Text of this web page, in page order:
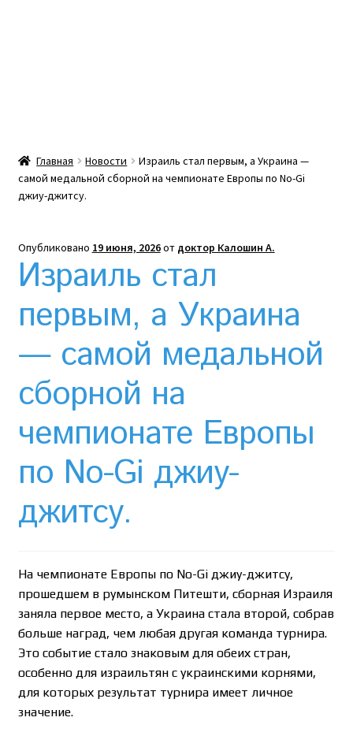
Компания
Корзина
Мой аккаунт
Необычный союз NAnews и Nikk.Agency
Отзывы про Клексан
Оформление заказа
Политика конфиденциальности
Почему интернет-аптеки онлайн плохо приживаются
Рекомендации
Страница-меню-2
Главная Новости
Израиль стал первым, а Украина —
самой медальной сборной на чемпионате Европы по No-Gi
джиу-джитсу.
Опубликовано 19 июня, 2026от доктор Калошин А.
Израиль стал
первым, а Украина
— самой медальной
сборной на
чемпионате Европы
по No-Gi джиу-
джитсу.
На чемпионате Европы по No-Gi джиу-джитсу,
прошедшем в румынском Питешти, сборная Израиля
заняла первое место, а Украина стала второй, собрав
больше наград, чем любая другая команда турнира.
Это событие стало знаковым для обеих стран,
особенно для израильтян с украинскими корнями,
для которых результат турнира имеет личное
значение.